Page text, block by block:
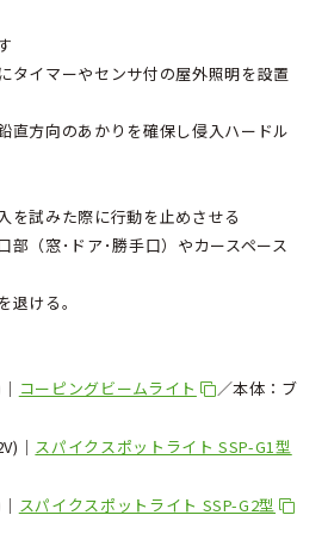
タイマーやセンサ付の屋外照明を設置
直方向のあかりを確保し侵入ハードル
を試みた際に行動を止めさせる
部（窓･ドア･勝手口）やカースペース
ける。
コーピングビームライト
／本体：ブ
スパイクスポットライト SSP-G1型
スパイクスポットライト SSP-G2型